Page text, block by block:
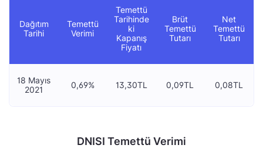
Dağıtım
Tarihi
Temettü
Verimi
Temettü
Tarihinde
ki
Kapanış
Fiyatı
Brüt
Temettü
Tutarı
Net
Temettü
Tutarı
18 Mayıs
2021
0,69% 13,30TL 0,09TL 0,08TL
DNISI Temettü Verimi